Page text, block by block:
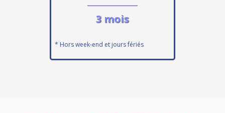
3 mois
* Hors week-end et jours fériés